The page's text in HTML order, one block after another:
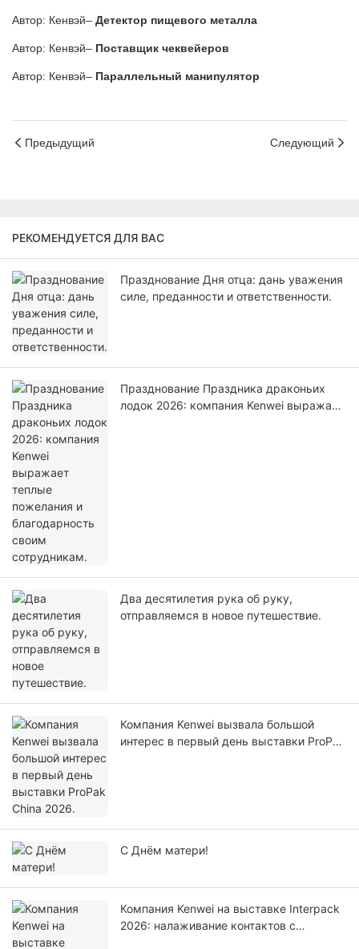
Автор: Кенвэй– Детектор пищевого металла
Автор: Кенвэй– Поставщик чеквейеров
Автор: Кенвэй– Параллельный манипулятор
Предыдущий Следующий
РЕКОМЕНДУЕТСЯ ДЛЯ ВАС
Празднование Дня отца: дань уважения
силе, преданности и ответственности.
Празднование Праздника драконьих
лодок 2026: компания Kenwei выражает
Два десятилетия рука об руку,
отправляемся в новое путешествие.
Компания Kenwei вызвала большой
интерес в первый день выставки ProPak
С Днём матери!
Компания Kenwei на выставке Interpack
2026: налаживание контактов с